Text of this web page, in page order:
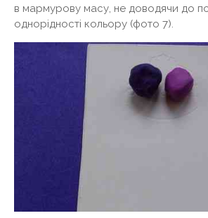
в мармурову масу, не доводячи до
однорідності кольору (фото 7).